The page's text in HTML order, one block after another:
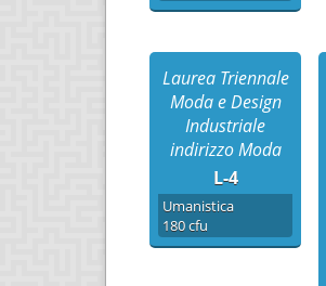
Laurea Triennale
Moda e Design
Industriale
indirizzo Moda
L-4
Umanistica
180 cfu